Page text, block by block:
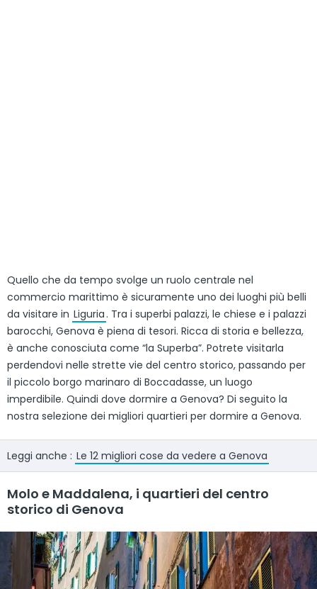
Quello che da tempo svolge un ruolo centrale nel
commercio marittimo è sicuramente uno dei luoghi più belli
da visitare in Liguria . Tra i superbi palazzi, le chiese e i palazzi
barocchi, Genova è piena di tesori. Ricca di storia e bellezza,
è anche conosciuta come “la Superba”. Potrete visitarla
perdendovi nelle strette vie del centro storico, passando per
il piccolo borgo marinaro di Boccadasse, un luogo
imperdibile. Quindi dove dormire a Genova? Di seguito la
nostra selezione dei migliori quartieri per dormire a Genova.
Leggi anche : Le 12 migliori cose da vedere a Genova
Molo e Maddalena, i quartieri del centro
storico di Genova